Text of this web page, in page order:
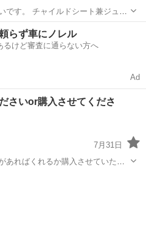
です。 チャイルドシート兼ジュニ
のジュニアシートをお譲り頂けた
せん！ 売れない、捨てようかなと
買いたい/ください
らず車にノレル
るけど審査に通らない方へ
Ad
さいor購入させてくださ
7月31日
ればくれるか購入させていただ